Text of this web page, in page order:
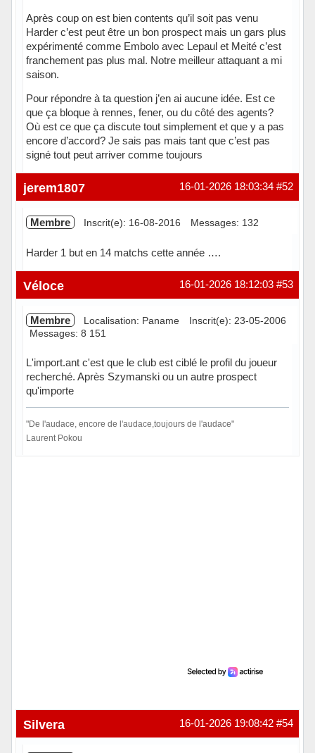
Après coup on est bien contents qu’il soit pas venu
Harder c’est peut être un bon prospect mais un gars plus
expérimenté comme Embolo avec Lepaul et Meité c’est
franchement pas plus mal. Notre meilleur attaquant a mi
saison.
Pour répondre à ta question j’en ai aucune idée. Est ce
que ça bloque à rennes, fener, ou du côté des agents?
Où est ce que ça discute tout simplement et que y a pas
encore d’accord? Je sais pas mais tant que c’est pas
signé tout peut arriver comme toujours
Hors ligne #52
16-01-2026 18:03:34
jerem1807
Membre Inscrit(e): 16-08-2016 Messages: 132
Harder 1 but en 14 matchs cette année ….
Hors ligne #53
16-01-2026 18:12:03
Véloce
Membre Localisation: Paname
Inscrit(e): 23-05-2006
Messages: 8 151
L'import.ant c'est que le club est ciblé le profil du joueur
recherché. Après Szymanski ou un autre prospect
qu'importe
"De l'audace, encore de l'audace,toujours de l'audace"
Laurent Pokou
#54
16-01-2026 19:08:42
Silvera